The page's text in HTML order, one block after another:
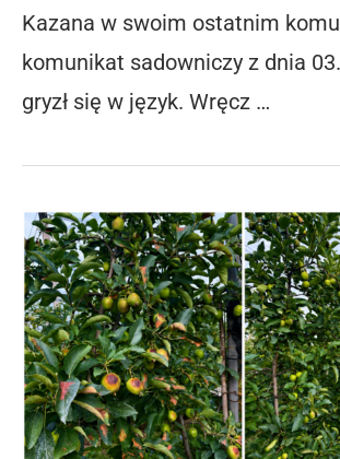
Kazana w swoim ostatnim
komunikat sadowniczy z dnia
gryzł się w język. Wręcz …